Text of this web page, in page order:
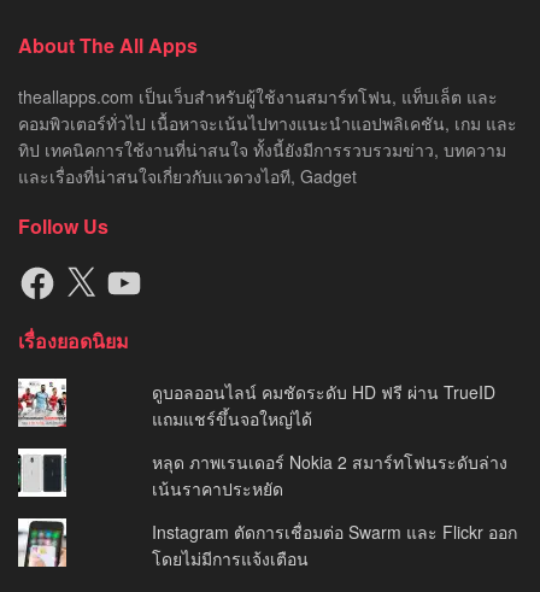
About The All Apps
theallapps.com เป็นเว็บสำหรับผู้ใช้งานสมาร์ทโฟน, แท็บเล็ต และ
คอมพิวเตอร์ทั่วไป เนื้อหาจะเน้นไปทางแนะนำแอปพลิเคชัน, เกม และ
ทิป เทคนิคการใช้งานที่น่าสนใจ ทั้งนี้ยังมีการรวบรวมข่าว, บทความ
และเรื่องที่น่าสนใจเกี่ยวกับแวดวงไอที, Gadget
Follow Us
Facebook
X YouTube
เรื่องยอดนิยม
ดูบอลออนไลน์ คมชัดระดับ HD ฟรี ผ่าน TrueID
แถมแชร์ขึ้นจอใหญ่ได้
หลุด ภาพเรนเดอร์ Nokia 2 สมาร์ทโฟนระดับล่าง
เน้นราคาประหยัด
Instagram ตัดการเชื่อมต่อ Swarm และ Flickr ออก
โดยไม่มีการแจ้งเตือน